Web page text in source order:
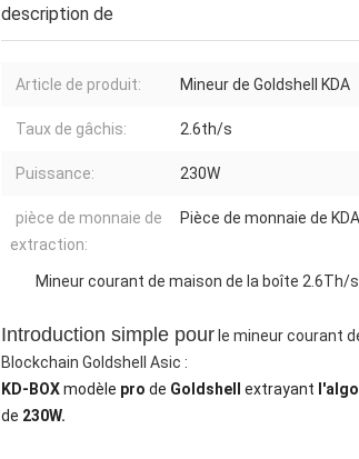
description de
Article de produit: Mineur de Goldshell KDA
Taux de gâchis: 2.6th/s
Puissance: 230W
pièce de monnaie de
extraction:
Pièce de monnaie de KDA
Mineur courant de maison de la boîte 2.6Th/
Introduction simple pour le mineur courant
Blockchain Goldshell Asic :
KD-BOXmodèle pro de Goldshell extrayant
de 230W.